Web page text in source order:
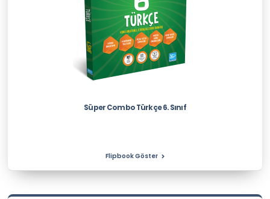
Süper Combo Türkçe 6. Sınıf
Flipbook Göster